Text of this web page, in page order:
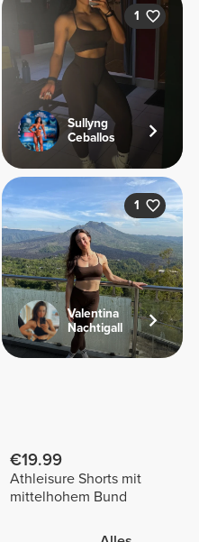
1
Sullyng
Ceballos
1
Valentina
Nachtigall
€19.99
Athleisure Shorts mit
mittelhohem Bund